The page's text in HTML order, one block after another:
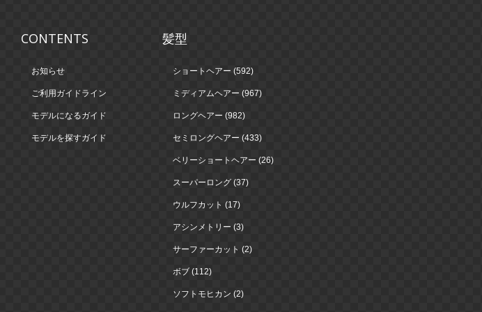
CONTENTS
お知らせ
ご利用ガイドライン
モデルになるガイド
モデルを探すガイド
髪型
ショートヘアー (592)
ミディアムヘアー (967)
ロングヘアー (982)
セミロングヘアー (433)
ベリーショートヘアー (26)
スーパーロング (37)
ウルフカット (17)
アシンメトリー (3)
サーファーカット (2)
ボブ (112)
ソフトモヒカン (2)